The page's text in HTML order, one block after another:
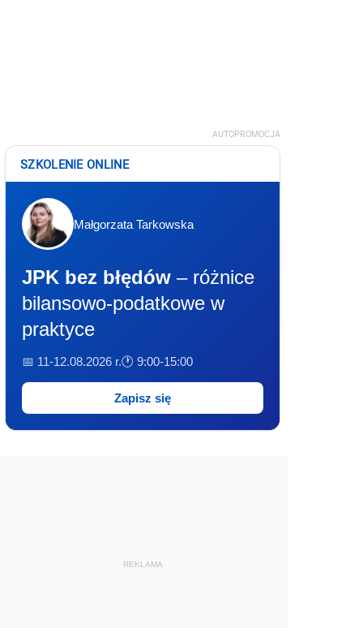
AUTOPROMOCJA
SZKOLENIE ONLINE
Małgorzata Tarkowska
JPK bez błędów – różnice
bilansowo-podatkowe w
praktyce
📅 11-12.08.2026 r.🕐 9:00-15:00
Zapisz się
REKLAMA